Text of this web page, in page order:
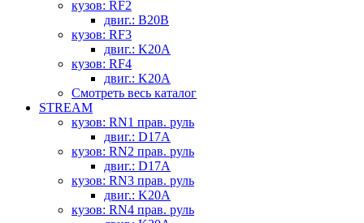
кузов: RF2
двиг.: B20B
кузов: RF3
двиг.: K20A
кузов: RF4
двиг.: K20A
Смотреть весь каталог
STREAM
кузов: RN1 прав. руль
двиг.: D17A
кузов: RN2 прав. руль
двиг.: D17A
кузов: RN3 прав. руль
двиг.: K20A
кузов: RN4 прав. руль